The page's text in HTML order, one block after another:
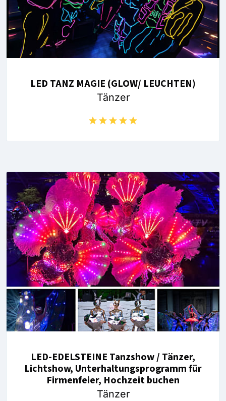
LED TANZ MAGIE (GLOW/ LEUCHTEN)
Tänzer
LED-EDELSTEINE Tanzshow / Tänzer,
Lichtshow, Unterhaltungsprogramm für
Firmenfeier, Hochzeit buchen
Tänzer